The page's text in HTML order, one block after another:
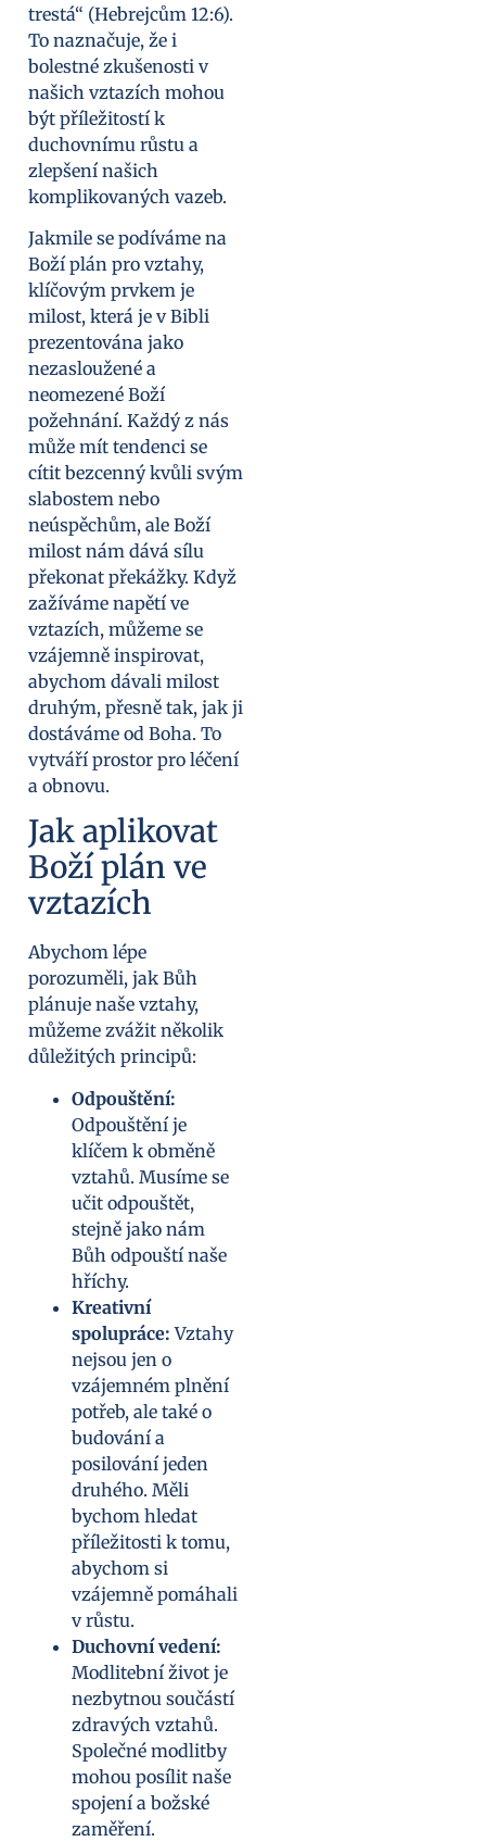
trestá“ (Hebrejcům 12:6).
To naznačuje, že i
bolestné zkušenosti v
našich vztazích mohou
být příležitostí k
duchovnímu růstu a
zlepšení našich
komplikovaných vazeb.
Jakmile se podíváme na
Boží plán pro vztahy,
klíčovým prvkem je
milost, která je v Bibli
prezentována jako
nezasloužené a
neomezené Boží
požehnání. Každý z nás
může mít tendenci se
cítit bezcenný kvůli svým
slabostem nebo
neúspěchům, ale Boží
milost nám dává sílu
překonat překážky. Když
zažíváme napětí ve
vztazích, můžeme se
vzájemně inspirovat,
abychom dávali milost
druhým, přesně tak, jak ji
dostáváme od Boha. To
vytváří prostor pro léčení
a obnovu.
Jak aplikovat
Boží plán ve
vztazích
Abychom lépe
porozuměli, jak Bůh
plánuje naše vztahy,
můžeme zvážit několik
důležitých principů:
Odpouštění:
Odpouštění je
klíčem k obměně
vztahů. Musíme se
učit odpouštět,
stejně jako nám
Bůh odpouští naše
hříchy.
Kreativní
spolupráce: Vztahy
nejsou jen o
vzájemném plnění
potřeb, ale také o
budování a
posilování jeden
druhého. Měli
bychom hledat
příležitosti k tomu,
abychom si
vzájemně pomáhali
v růstu.
Duchovní vedení:
Modlitební život je
nezbytnou součástí
zdravých vztahů.
Společné modlitby
mohou posílit naše
spojení a božské
zaměření.